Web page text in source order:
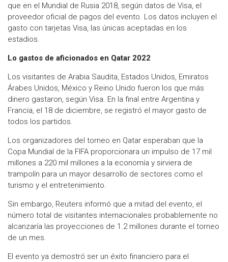
que en el Mundial de Rusia 2018, según datos de Visa, el
proveedor oficial de pagos del evento. Los datos incluyen el
gasto con tarjetas Visa, las únicas aceptadas en los
estadios.
Lo gastos de aficionados en Qatar 2022
Los visitantes de Arabia Saudita, Estados Unidos, Emiratos
Árabes Unidos, México y Reino Unido fueron los que más
dinero gastaron, según Visa. En la final entre Argentina y
Francia, el 18 de diciembre, se registró el mayor gasto de
todos los partidos.
Los organizadores del torneo en Qatar esperaban que la
Copa Mundial de la FIFA proporcionara un impulso de 17 mil
millones a 220 mil millones a la economía y sirviera de
trampolín para un mayor desarrollo de sectores como el
turismo y el entretenimiento.
Sin embargo, Reuters informó que a mitad del evento, el
número total de visitantes internacionales probablemente no
alcanzaría las proyecciones de 1.2 millones durante el torneo
de un mes.
El evento ya demostró ser un éxito financiero para el